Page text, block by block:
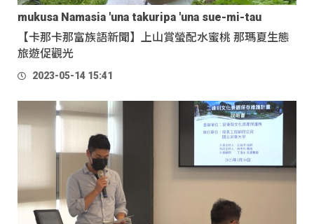
mukusa Namasia 'una takuripa 'una sue-mi-tau
【卡那卡那富族語新聞】上山賞螢配水蜜桃 那瑪夏生態
旅遊促觀光
2023-05-14 15:41